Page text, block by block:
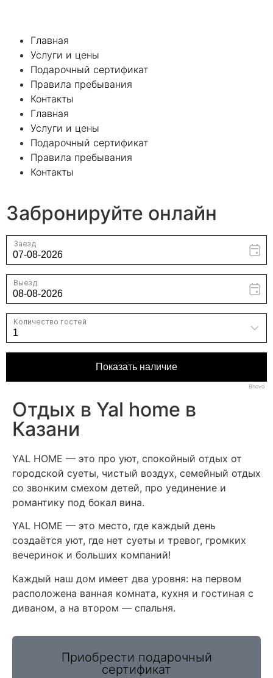
Главная
Услуги и цены
Подарочный сертификат
Правила пребывания
Контакты
Главная
Услуги и цены
Подарочный сертификат
Правила пребывания
Контакты
Забронируйте онлайн
Bnovo
Отдых в Yal home в
Казани
YAL HOME — это про уют, спокойный отдых от
городской суеты, чистый воздух, семейный отдых
со звонким смехом детей, про уединение и
романтику под бокал вина.
YAL HOME — это место, где каждый день
создаётся уют, где нет суеты и тревог, громких
вечеринок и больших компаний!
Каждый наш дом имеет два уровня: на первом
расположена ванная комната, кухня и гостиная с
диваном, а на втором — спальня.
Приобрести подарочный
сертификат